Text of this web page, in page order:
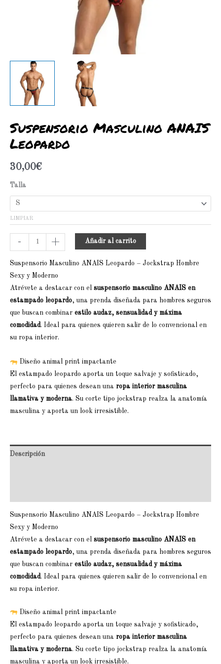
Suspensorio Masculino ANAIS
Leopardo
30,00€
Talla
LIMPIAR
- + Añadir al carrito
Suspensorio Masculino ANAIS Leopardo – Jockstrap Hombre
Sexy y Moderno
Atrévete a destacar con el suspensorio masculino ANAIS en
estampado leopardo, una prenda diseñada para hombres seguros
que buscan combinar estilo audaz, sensualidad y máxima
comodidad. Ideal para quienes quieren salir de lo convencional en
su ropa interior.
Diseño animal print impactante
El estampado leopardo aporta un toque salvaje y sofisticado,
perfecto para quienes desean una ropa interior masculina
llamativa y moderna. Su corte tipo jockstrap realza la anatomía
masculina y aporta un look irresistible.
Descripción
Suspensorio Masculino ANAIS Leopardo – Jockstrap Hombre
Sexy y Moderno
Atrévete a destacar con el suspensorio masculino ANAIS en
estampado leopardo, una prenda diseñada para hombres seguros
que buscan combinar estilo audaz, sensualidad y máxima
comodidad. Ideal para quienes quieren salir de lo convencional en
su ropa interior.
Diseño animal print impactante
El estampado leopardo aporta un toque salvaje y sofisticado,
perfecto para quienes desean una ropa interior masculina
llamativa y moderna. Su corte tipo jockstrap realza la anatomía
masculina y aporta un look irresistible.